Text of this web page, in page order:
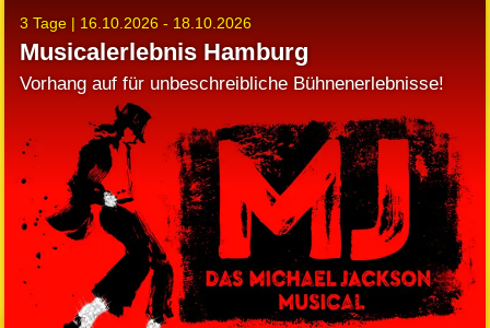
3 Tage | 16.10.2026 - 18.10.2026
Musicalerlebnis Hamburg
Vorhang auf für unbeschreibliche Bühnenerlebnisse!